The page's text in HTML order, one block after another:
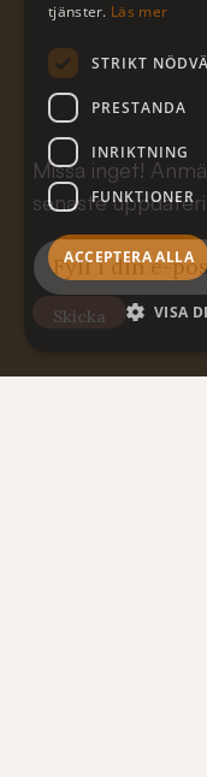
Missa inget!
senaste
tjänster. Läs mer
STRIKT
PRESTANDA
INRIKTNING
FUNKTIONER
ACCEPTERA ALLA
VISA